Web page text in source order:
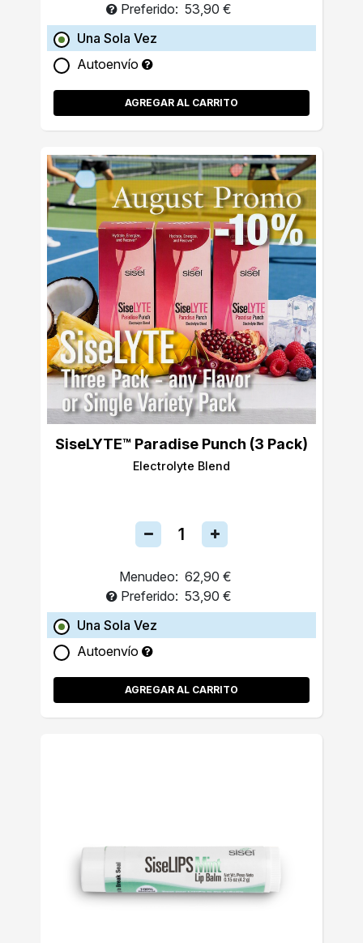
Preferido: 53,90 €
Una Sola Vez
Autoenvío
AGREGAR AL CARRITO
SiseLYTE™ Paradise Punch (3 Pack)
Electrolyte Blend
Menudeo: 62,90 €
Preferido: 53,90 €
Una Sola Vez
Autoenvío
AGREGAR AL CARRITO